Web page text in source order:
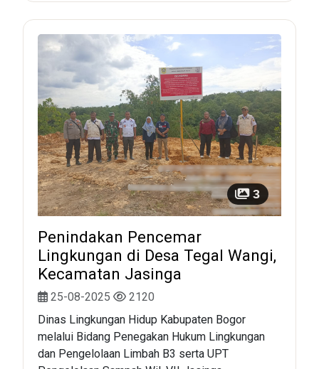
3
Penindakan Pencemar
Lingkungan di Desa Tegal Wangi,
Kecamatan Jasinga
25-08-2025
2120
Dinas Lingkungan Hidup Kabupaten Bogor
melalui Bidang Penegakan Hukum Lingkungan
dan Pengelolaan Limbah B3 serta UPT